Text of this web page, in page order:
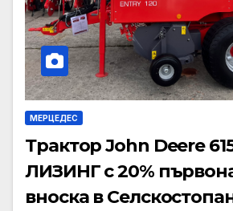
МЕРЦЕДЕС
Трактор John Deere
ЛИЗИНГ с 20%
вноска в Селскостопанска